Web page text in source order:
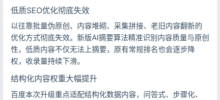
低质SEO优化彻底失效
以往靠批量伪原创、内容堆砌、采集拼接、老旧内容翻新的
优化方式彻底失效。新版AI摘要算法精准识别内容质量与原创
性，低质内容不仅无法上摘要，原有常规排名也会逐步降
权，收录量持续下滑。
结构化内容权重大幅提升
百度本次升级重点适配结构化数据内容，问答式、步骤化、